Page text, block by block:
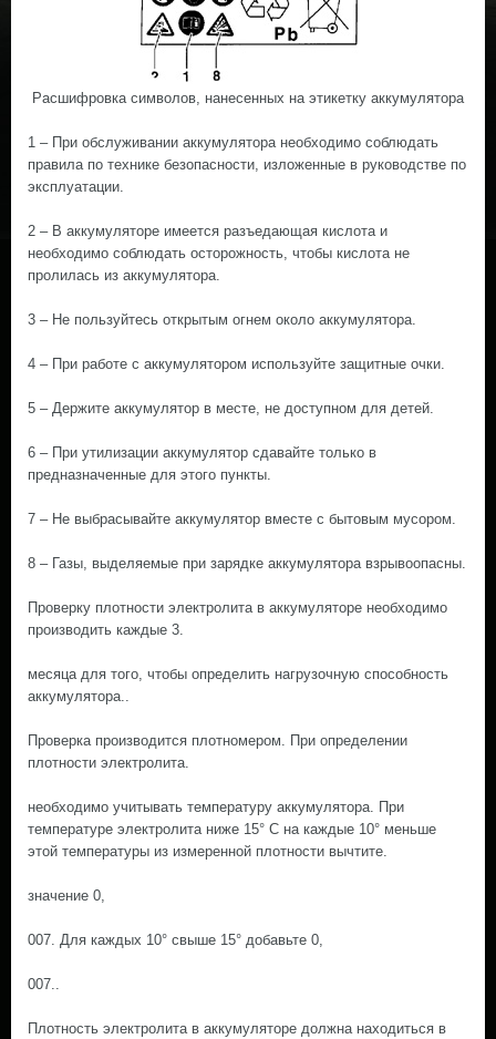
Расшифровка символов, нанесенных на этикетку аккумулятора
1 – При обслуживании аккумулятора необходимо соблюдать
правила по технике безопасности, изложенные в руководстве по
эксплуатации.
2 – В аккумуляторе имеется разъедающая кислота и
необходимо соблюдать осторожность, чтобы кислота не
пролилась из аккумулятора.
3 – Не пользуйтесь открытым огнем около аккумулятора.
4 – При работе с аккумулятором используйте защитные очки.
5 – Держите аккумулятор в месте, не доступном для детей.
6 – При утилизации аккумулятор сдавайте только в
предназначенные для этого пункты.
7 – Не выбрасывайте аккумулятор вместе с бытовым мусором.
8 – Газы, выделяемые при зарядке аккумулятора взрывоопасны.
Проверку плотности электролита в аккумуляторе необходимо
производить каждые 3.
месяца для того, чтобы определить нагрузочную способность
аккумулятора..
Проверка производится плотномером. При определении
плотности электролита.
необходимо учитывать температуру аккумулятора. При
температуре электролита ниже 15° С на каждые 10° меньше
этой температуры из измеренной плотности вычтите.
значение 0,
007. Для каждых 10° свыше 15° добавьте 0,
007..
Плотность электролита в аккумуляторе должна находиться в